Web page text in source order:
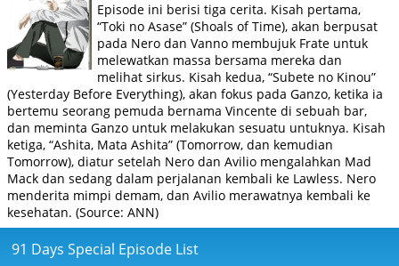
Episode ini berisi tiga cerita. Kisah pertama,
“Toki no Asase” (Shoals of Time), akan berpusat
pada Nero dan Vanno membujuk Frate untuk
melewatkan massa bersama mereka dan
melihat sirkus. Kisah kedua, “Subete no Kinou”
(Yesterday Before Everything), akan fokus pada Ganzo, ketika ia
bertemu seorang pemuda bernama Vincente di sebuah bar,
dan meminta Ganzo untuk melakukan sesuatu untuknya. Kisah
ketiga, “Ashita, Mata Ashita” (Tomorrow, dan kemudian
Tomorrow), diatur setelah Nero dan Avilio mengalahkan Mad
Mack dan sedang dalam perjalanan kembali ke Lawless. Nero
menderita mimpi demam, dan Avilio merawatnya kembali ke
kesehatan. (Source: ANN)
91 Days Special Episode List